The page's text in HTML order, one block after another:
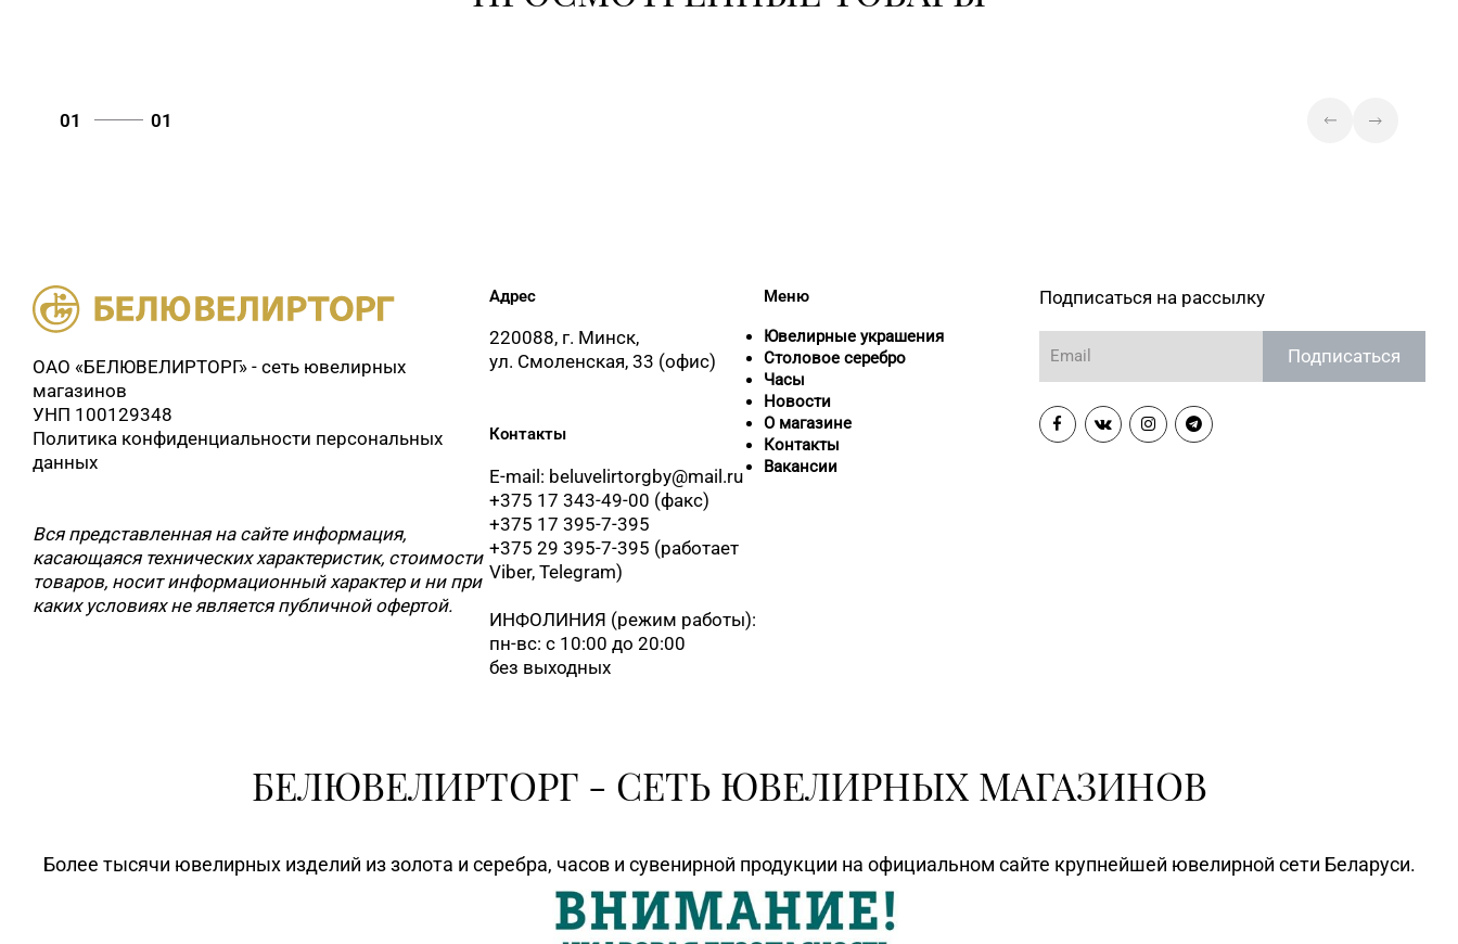
01 01
ОАО «БЕЛЮВЕЛИРТОРГ» - сеть ювелирных
магазинов
УНП 100129348
Политика конфиденциальности персональных
данных
Вся представленная на сайте информация,
касающаяся технических характеристик, стоимости
товаров, носит информационный характер и ни при
каких условиях не является публичной офертой.
Адрес
220088, г. Минск,
ул. Смоленская, 33 (офис)
Контакты
E-mail: beluvelirtorgby@mail.ru
+375 17 343-49-00 (факс)
+375 17 395-7-395
+375 29 395-7-395 (работает
Viber, Telegram)
ИНФОЛИНИЯ (режим работы):
пн-вс: с 10:00 до 20:00
без выходных
Меню
Ювелирные украшения
Столовое серебро
Часы
Новости
О магазине
Контакты
Вакансии
Подписаться на рассылку
Подписаться
БЕЛЮВЕЛИРТОРГ - СЕТЬ ЮВЕЛИРНЫХ МАГАЗИНОВ
Более тысячи ювелирных изделий из золота и серебра, часов и сувенирной продукции на официальном сайте крупнейшей ювелирной сети Беларуси.